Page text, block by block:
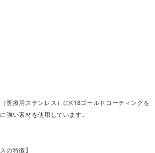
医療用ステンレス）にK18ゴールドコーティングを
強い素材を使用しています。
の特徴】